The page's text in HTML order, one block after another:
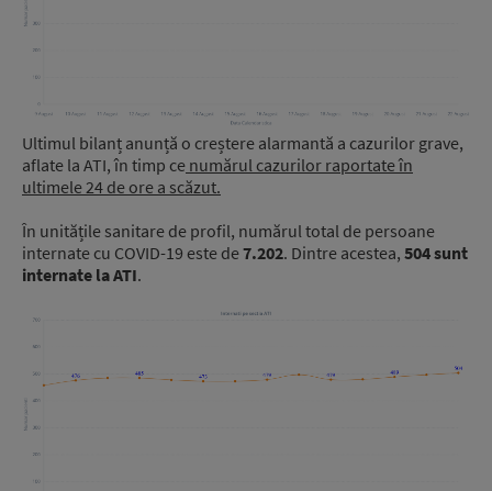
Ultimul bilanț anunță o creștere alarmantă a cazurilor grave,
aflate la ATI, în timp ce numărul cazurilor raportate în
ultimele 24 de ore a scăzut.
În unitățile sanitare de profil, numărul total de persoane
internate cu COVID-19 este de7.202. Dintre acestea, 504 sunt
internate la ATI.